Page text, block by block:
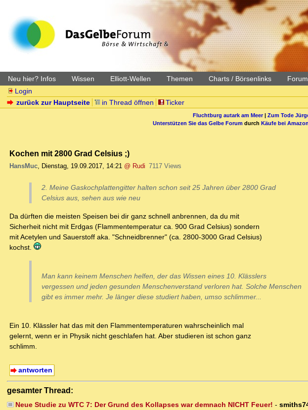
Neu hier? Infos Wissen Elliott-Wellen Themen Charts / Börsenlinks
Login
zurück zur Hauptseite
in Thread öffnen Ticker
Fluchtburg autark am Meer| Zum Tode
Unterstützen Sie das Gelbe Forum durch Käufe bei Amazon
Kochen mit 2800 Grad Celsius ;)
HansMuc, Dienstag, 19.09.2017, 14:21 @ Rudi 7117 Views
2. Meine Gaskochplattengitter halten schon seit 25 Jahren über 2800 Grad
Celsius aus, sehen aus wie neu
Da dürften die meisten Speisen bei dir ganz schnell anbrennen, da du mit
Sicherheit nicht mit Erdgas (Flammentemperatur ca. 900 Grad Celsius) sondern
mit Acetylen und Sauerstoff aka. "Schneidbrenner" (ca. 2800-3000 Grad Celsius)
kochst.
Man kann keinem Menschen helfen, der das Wissen eines 10. Klässlers
vergessen und jeden gesunden Menschenverstand verloren hat. Solche Menschen
gibt es immer mehr. Je länger diese studiert haben, umso schlimmer...
Ein 10. Klässler hat das mit den Flammentemperaturen wahrscheinlich mal
gelernt, wenn er in Physik nicht geschlafen hat. Aber studieren ist schon ganz
schlimm.
antworten
gesamter Thread:
Neue Studie zu WTC 7: Der Grund des Kollapses war demnach NICHT Feuer! -